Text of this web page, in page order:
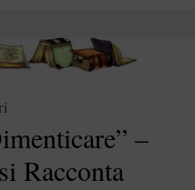
–
Racconta